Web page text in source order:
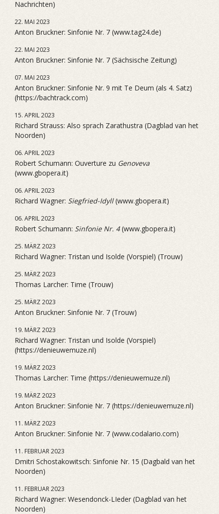
Nachrichten)
22. MAI 2023
Anton Bruckner: Sinfonie Nr. 7 (www.tag24.de)
22. MAI 2023
Anton Bruckner: Sinfonie Nr. 7 (Sächsische Zeitung)
07. MAI 2023
Anton Bruckner: Sinfonie Nr. 9 mit Te Deum (als 4. Satz)
(https://bachtrack.com)
15. APRIL 2023
Richard Strauss: Also sprach Zarathustra (Dagblad van het
Noorden)
06. APRIL 2023
Robert Schumann: Ouverture zu Genoveva
(www.gbopera.it)
06. APRIL 2023
Richard Wagner: Siegfried-Idyll(www.gbopera.it)
06. APRIL 2023
Robert Schumann: Sinfonie Nr. 4(www.gbopera.it)
25. MÄRZ 2023
Richard Wagner: Tristan und Isolde (Vorspiel) (Trouw)
25. MÄRZ 2023
Thomas Larcher: Time (Trouw)
25. MÄRZ 2023
Anton Bruckner: Sinfonie Nr. 7 (Trouw)
19. MÄRZ 2023
Richard Wagner: Tristan und Isolde (Vorspiel)
(https://denieuwemuze.nl)
19. MÄRZ 2023
Thomas Larcher: Time (https://denieuwemuze.nl)
19. MÄRZ 2023
Anton Bruckner: Sinfonie Nr. 7 (https://denieuwemuze.nl)
11. MÄRZ 2023
Anton Bruckner: Sinfonie Nr. 7 (www.codalario.com)
11. FEBRUAR 2023
Dmitri Schostakowitsch: Sinfonie Nr. 15 (Dagbald van het
Noorden)
11. FEBRUAR 2023
Richard Wagner: Wesendonck-LIeder (Dagblad van het
Noorden)